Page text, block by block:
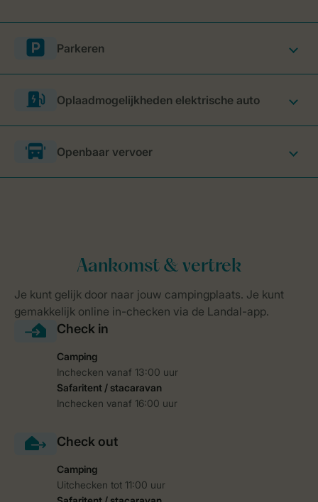
Parkeren
Oplaadmogelijkheden elektrische auto
Openbaar vervoer
Camping
Inchecken vanaf 13:00 uur
Safaritent / stacaravan
Inchecken vanaf 16:00 uur
Camping
Uitchecken tot 11:00 uur